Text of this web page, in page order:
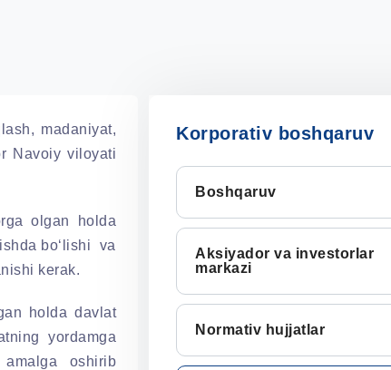
madaniyat,
Navoiy viloyati
olgan holda
bo‘lishi va
kerak.
holda davlat
yordamga
amalga oshirib
Korporativ boshqaruv
Boshqaruv
Aksiyador va investorlar
markazi
Normativ hujjatlar